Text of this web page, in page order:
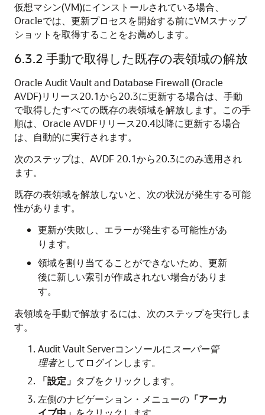
仮想マシン(VM)にインストールされている場合、
Oracleでは、更新プロセスを開始する前にVMスナップ
ショットを取得することをお薦めします。
6.3.2 手動で取得した既存の表領域の解放
Oracle Audit Vault and Database Firewall (Oracle
AVDF)リリース20.1から20.3に更新する場合は、手動
で取得したすべての既存の表領域を解放します。この手
順は、Oracle AVDFリリース20.4以降に更新する場合
は、自動的に実行されます。
次のステップは、AVDF 20.1から20.3にのみ適用され
ます。
既存の表領域を解放しないと、次の状況が発生する可能
性があります。
更新が失敗し、エラーが発生する可能性があ
ります。
領域を割り当てることができないため、更新
後に新しい索引が作成されない場合がありま
す。
表領域を手動で解放するには、次のステップを実行しま
す。
Audit Vault Serverコンソールに スーパー管
理者としてログインします。
「設定」 タブをクリックします。
左側のナビゲーション・メニューの 「アーカ
イブ中」 をクリックします。